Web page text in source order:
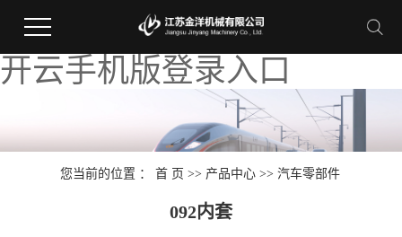
开云手机版登录入口
您当前的位置 ：首 页 >> 产品中心 >>汽车零部件
092内套